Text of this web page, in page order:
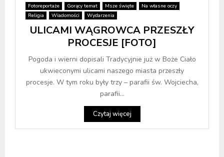
Fotoreportaże Gorący temat Msze święte
Na własne oczy
Religia
Wiadomości Wydarzenia
ULICAMI WĄGROWCA PRZESZŁY
PROCESJE [FOTO]
Pogoda i wierni dopisali Tradycyjnie już w Boże Ciało
ukwieconymi ulicami naszego miasta przeszły
procesje. W tym roku były trzy – parafii św. Wojciecha,
parafii...
Czytaj więcej